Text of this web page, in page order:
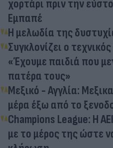
χορτάρι πριν την
Εμπαπέ
Η μελωδία της
Συγκλονίζει ο
«Έχουμε παιδιά που
πατέρα τους»
Μεξικό - Αγγλία:
μέρα έξω από το
Champions League: Η
με το μέρος της ώστε